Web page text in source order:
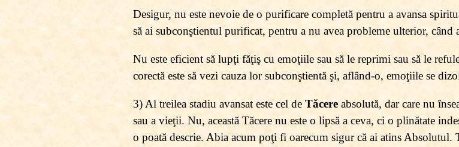
Desigur, nu este nevoie de o purificare completă pentru a avansa
să ai subconştientul purificat, pentru a nu avea probleme ulterior, când
Nu este eficient să lupţi făţiş cu emoţiile sau să le reprimi sau să le
corectă este să vezi cauza lor subconştientă şi, aflând-o, emoţiile se
3) Al treilea stadiu avansat este cel de Tăcere absolută, dar care nu
sau a vieţii. Nu, această Tăcere nu este o lipsă a ceva, ci o plinătate
o poată descrie. Abia acum poţi fi oarecum sigur că ai atins Absolutul.